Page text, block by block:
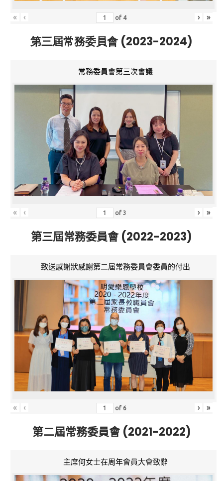
« ‹ of 4 › »
第三屆常務委員會 (2023-2024)
常務委員會第三次會議
« ‹ of3 › »
第三屆常務委員會 (2022-2023)
致送感謝狀感謝第二屆常務委員會委員的付出
« ‹ of 6 › »
第二屆常務委員會 (2021-2022)
主席何女士在周年會員大會致辭